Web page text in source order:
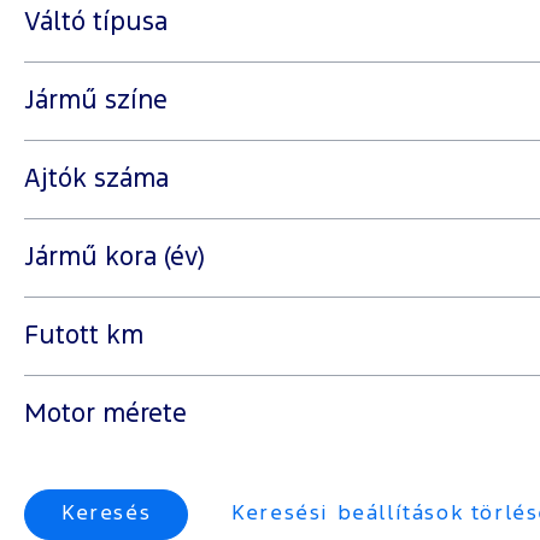
Váltó típusa
Jármű színe
Ajtók száma
Jármű kora (év)
Futott km
Motor mérete
Keresés Keresési beállítások